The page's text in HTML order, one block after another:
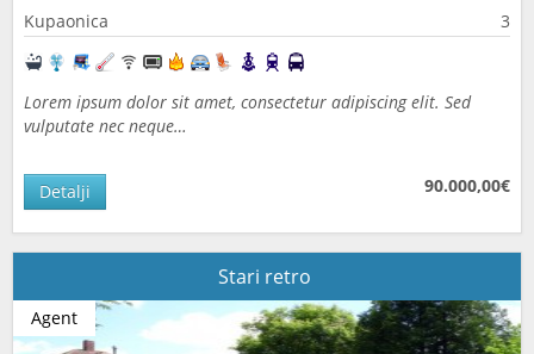
Kupaonica 3
Lorem ipsum dolor sit amet, consectetur adipiscing elit. Sed
vulputate nec neque…
90.000,00€
Detalji
Stari retro
Agent